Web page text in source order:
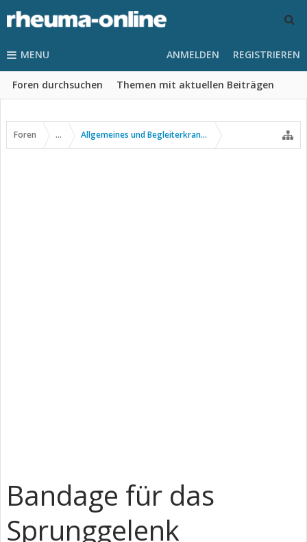
MENU
Foren durchsuchen Themen mit aktuellen Beiträgen
ANMELDEN REGISTRIEREN
Foren ... Allgemeines und Begleiterkrankungen
Bandage für das
Sprunggelenk